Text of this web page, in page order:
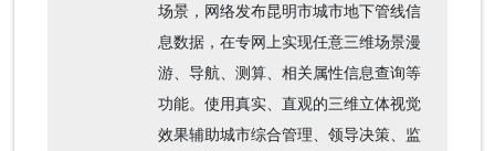
场景，网络发布昆明市城市地下管线信
息数据，在专网上实现任意三维场景漫
游、导航、测算、相关属性信息查询等
功能。使用真实、直观的三维立体视觉
效果辅助城市综合管理、领导决策、监